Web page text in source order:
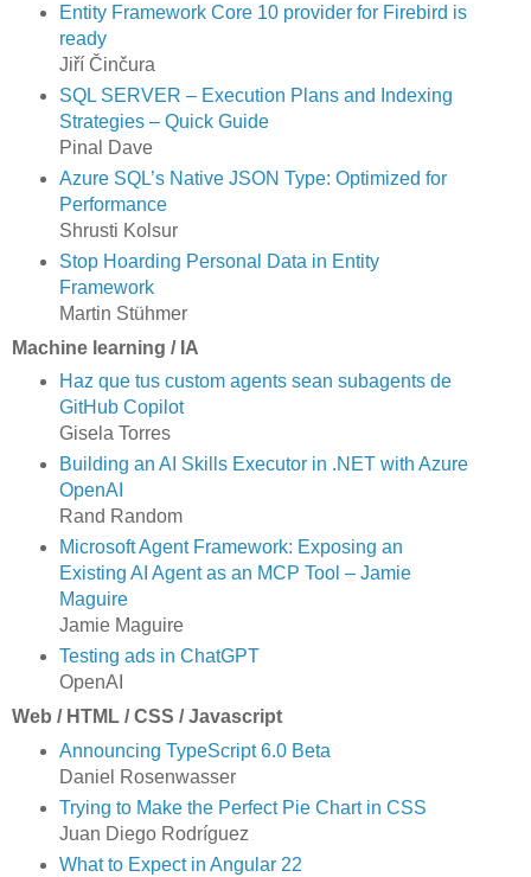
Entity Framework Core 10 provider for Firebird is
ready
Jiří Činčura
SQL SERVER – Execution Plans and Indexing
Strategies – Quick Guide
Pinal Dave
Azure SQL’s Native JSON Type: Optimized for
Performance
Shrusti Kolsur
Stop Hoarding Personal Data in Entity
Framework
Martin Stühmer
Machine learning / IA
Haz que tus custom agents sean subagents de
GitHub Copilot
Gisela Torres
Building an AI Skills Executor in .NET with Azure
OpenAI
Rand Random
Microsoft Agent Framework: Exposing an
Existing AI Agent as an MCP Tool – Jamie
Maguire
Jamie Maguire
Testing ads in ChatGPT
OpenAI
Web / HTML / CSS / Javascript
Announcing TypeScript 6.0 Beta
Daniel Rosenwasser
Trying to Make the Perfect Pie Chart in CSS
Juan Diego Rodríguez
What to Expect in Angular 22